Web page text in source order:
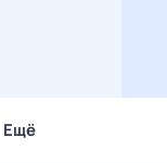
Ещё